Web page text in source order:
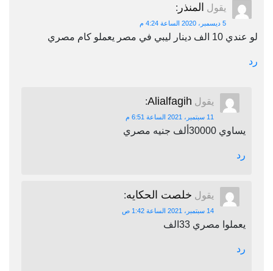
يقول المنذر :
5 ديسمبر، 2020 الساعة 4:24 م
لو عندي 10 الف دينار ليبي في مصر يعملو كام مصري
رد
يقول Alialfagih
:
11 سبتمبر، 2021 الساعة 6:51 م
يساوي 30000ألف جنيه مصري
رد
يقول خلصت الحكايه:
14 سبتمبر، 2021 الساعة 1:42 ص
يعملوا مصري 33الف
رد